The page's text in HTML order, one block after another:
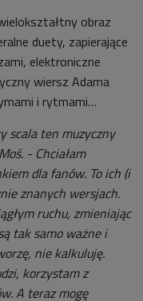
obraz
duety, zapierające
elektroniczne
wiersz Adama
i rytmami…
scala ten muzyczny
- Chciałam
dla fanów. To ich (i
znanych wersjach.
ruchu, zmieniając
tak samo ważne i
nie kalkuluję.
korzystam z
A teraz mogę